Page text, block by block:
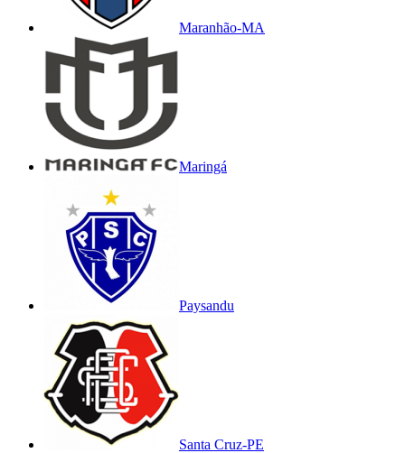
Maranhão-MA
Maringá
Paysandu
Santa Cruz-PE